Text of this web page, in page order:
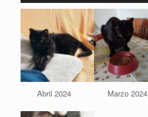
Abril 2024 Marzo 2024